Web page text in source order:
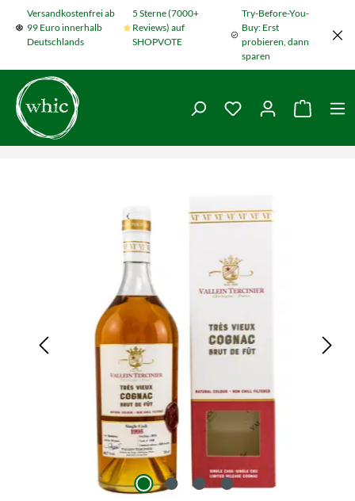
Zum Hauptinhalt springen
Versandkostenfrei ab
99 Euro innerhalb
Deutschlands
5 Sterne (7000+
Reviews) auf
SHOPVOTE
Try-Before-You-
Buy: Erst
probieren, dann
sparen
Du hast 0